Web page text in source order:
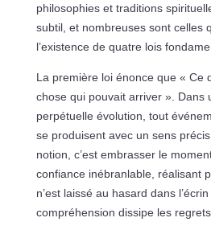
philosophies et traditions
subtil, et nombreuses sont celles
l’existence de quatre lois
La première loi énonce que « Ce
chose qui pouvait arriver ». Dans
perpétuelle évolution, tout
se produisent avec un sens
notion, c’est embrasser le
confiance inébranlable, réalisant
n’est laissé au hasard dans
compréhension dissipe les